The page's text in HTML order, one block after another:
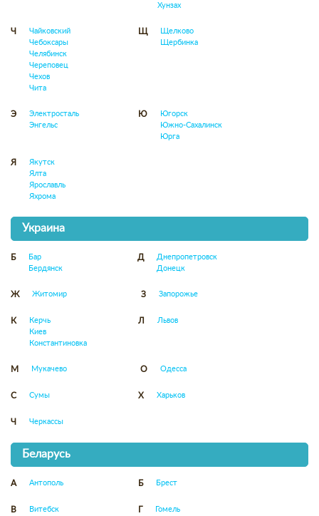
Хунзах
Ч
Чайковский
Чебоксары
Челябинск
Череповец
Чехов
Чита
Щ
Щелково
Щербинка
Э
Электросталь
Энгельс
Ю
Югорск
Южно-Сахалинск
Юрга
Я
Якутск
Ялта
Ярославль
Яхрома
Украина
Б
Бар
Бердянск
Д
Днепропетровск
Донецк
Ж Житомир З Запорожье
К
Керчь
Киев
Константиновка
Л Львов
М Мукачево О Одесса
С Сумы Х Харьков
Ч Черкассы
Беларусь
А Антополь Б Брест
В Витебск
Гомель